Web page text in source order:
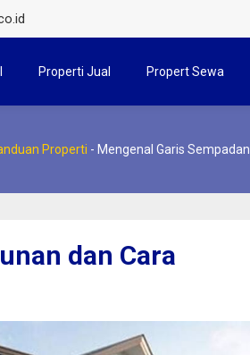
Properti Jual Propert Sewa
Properti - Mengenal Garis
dan Cara